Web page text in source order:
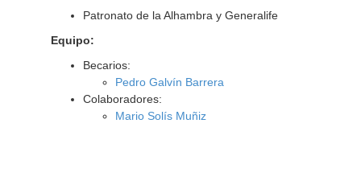
Patronato de la Alhambra y Generalife
Equipo:
Becarios:
Pedro Galvín Barrera
Colaboradores:
Mario Solís Muñiz